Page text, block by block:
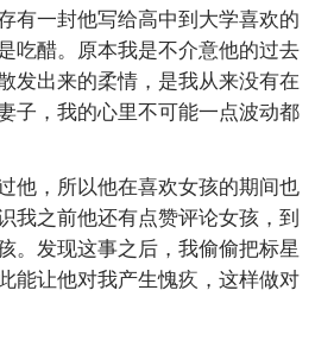
有一封他写给高中到大学喜欢的
吃醋。原本我是不介意他的过去
发出来的柔情，是我从来没有在
子，我的心里不可能一点波动都
他，所以他在喜欢女孩的期间也
我之前他还有点赞评论女孩，到
。发现这事之后，我偷偷把标星
能让他对我产生愧疚，这样做对